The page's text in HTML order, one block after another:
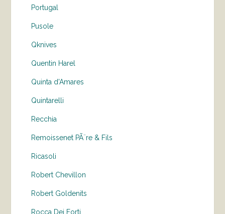
Portugal
Pusole
Qknives
Quentin Harel
Quinta d'Amares
Quintarelli
Recchia
Remoissenet PÃ¨re & Fils
Ricasoli
Robert Chevillon
Robert Goldenits
Rocca Dei Forti